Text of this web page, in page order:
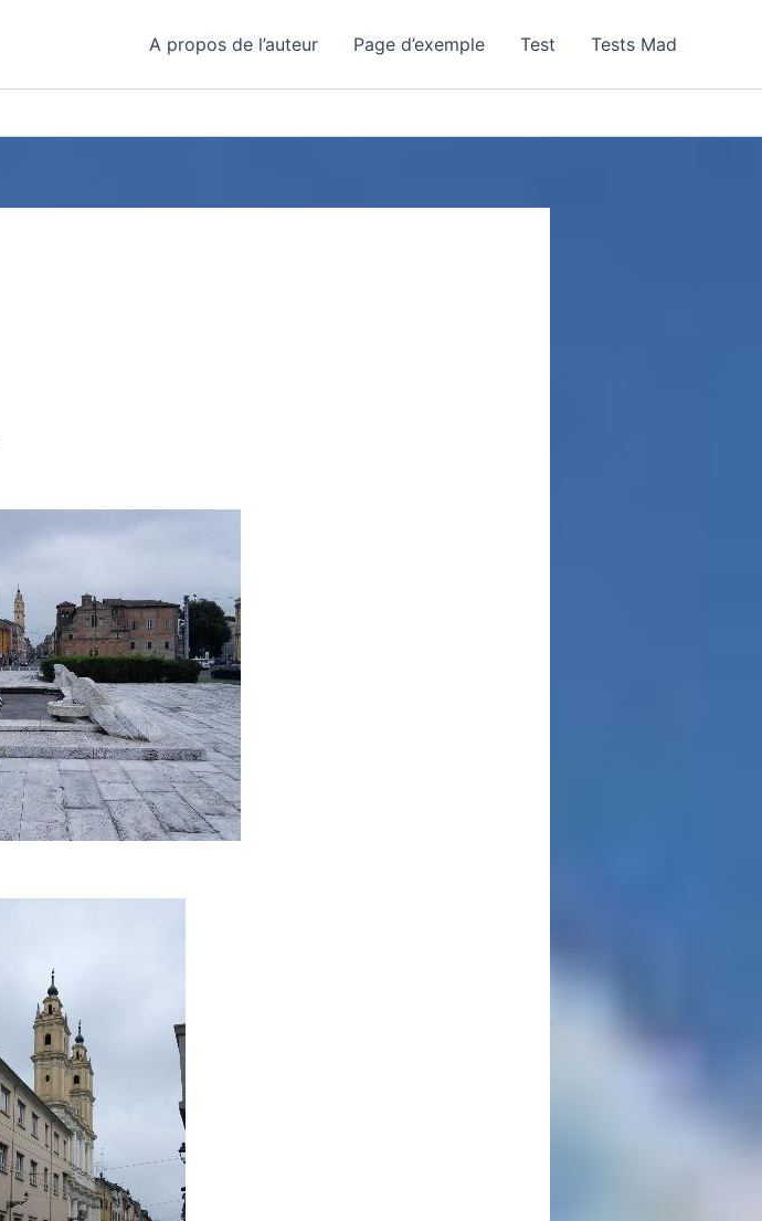
A propos de l’auteur Page d’exemple Test Tests Mad